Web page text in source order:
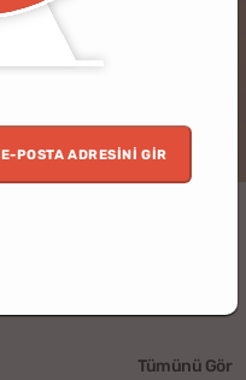
E-POSTA ADRESINI GIR
Tümünü Gör